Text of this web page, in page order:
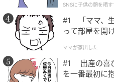
SNSに子供の顔を晒す
#1 「ママ、
って部屋を開
ママが家出した
#1 出産の喜
を一番最初に